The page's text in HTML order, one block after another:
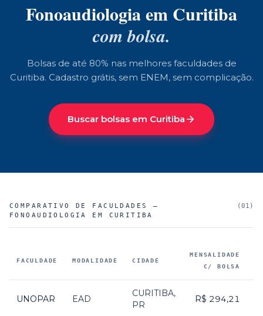
Fonoaudiologiaem Curitiba
com bolsa.
Bolsas de até 80% nas melhores faculdades de
Curitiba. Cadastro grátis, sem ENEM, sem complicação.
Buscar bolsas em Curitiba
COMPARATIVO DE FACULDADES —
FONOAUDIOLOGIA EM CURITIBA
(01 )
FACULDADE MODALIDADE CIDADE
MENSALIDADE
C/ BOLSA
UNOPAR EAD
CURITIBA,
PR
R$ 294,21